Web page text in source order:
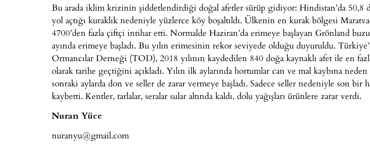
Bu arada iklim krizinin şiddetlendirdiği doğal afetler sürüp gidiyor: Hindistan’da 50,8
yol açtığı kuraklık nedeniyle yüzlerce köy boşaltıldı. Ülkenin en kurak bölgesi
4700’den fazla çiftçi intihar etti. Normalde Haziran’da erimeye başlayan Grönland
ayında erimeye başladı. Bu yılın erimesinin rekor seviyede olduğu duyuruldu.
Ormancılar Derneği (TOD), 2018 yılının kaydedilen 840 doğa kaynaklı afet ile en
olarak tarihe geçtiğini açıkladı. Yılın ilk aylarında hortumlar can ve mal kaybına
sonraki aylarda don ve seller de zarar vermeye başladı. Sadece seller nedeniyle son bir
kaybetti. Kentler, tarlalar, seralar sular altında kaldı, dolu yağışları ürünlere zarar verdi.
Nuran Yüce
nuranyu@gmail.com